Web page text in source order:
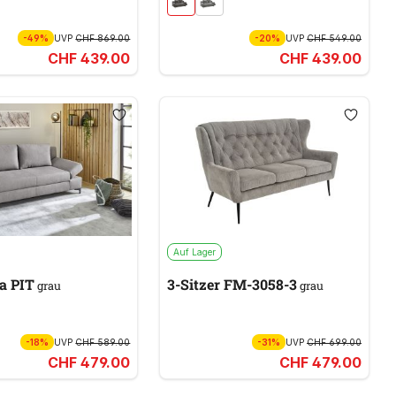
-49% UVPCHF 869.00
CHF 439.00
-20% UVP CHF 549.00
CHF 439.00
PITgrau
-18% UVPCHF 589.00
CHF 479.00
Auf Lager
3-Sitzer FM-3058-3grau
-31% UVP CHF 699.00
CHF 479.00